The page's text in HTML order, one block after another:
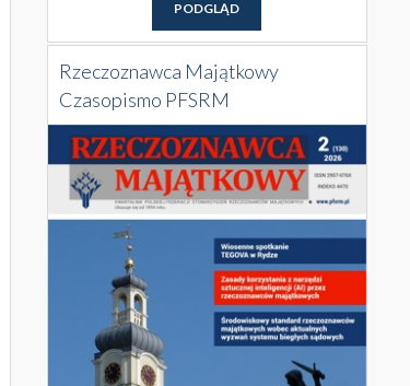
PODGLĄD
Rzeczoznawca Majątkowy
Czasopismo PFSRM